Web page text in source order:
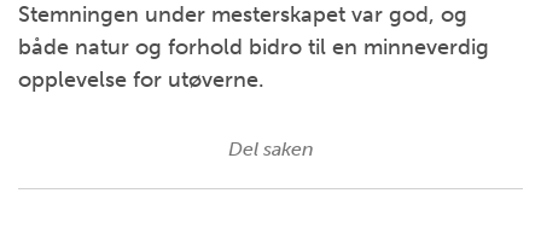
Stemningen under mesterskapet var god, og
både natur og forhold bidro til en minneverdig
opplevelse for utøverne.
Del saken